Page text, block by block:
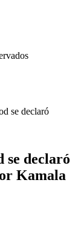
se declaró
se declaró
Kamala